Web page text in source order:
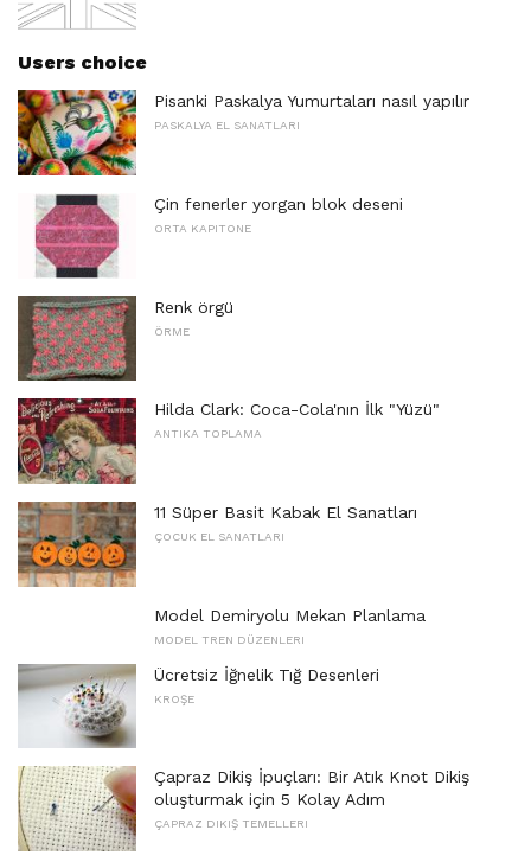
Users choice
Pisanki Paskalya Yumurtaları nasıl yapılır
PASKALYA EL SANATLARI
Çin fenerler yorgan blok deseni
ORTA KAPITONE
Renk örgü
ÖRME
Hilda Clark: Coca-Cola'nın İlk "Yüzü"
ANTIKA TOPLAMA
11 Süper Basit Kabak El Sanatları
ÇOCUK EL SANATLARI
Model Demiryolu Mekan Planlama
MODEL TREN DÜZENLERI
Ücretsiz İğnelik Tığ Desenleri
KROŞE
Çapraz Dikiş İpuçları: Bir Atık Knot Dikiş
oluşturmak için 5 Kolay Adım
ÇAPRAZ DIKIŞ TEMELLERI